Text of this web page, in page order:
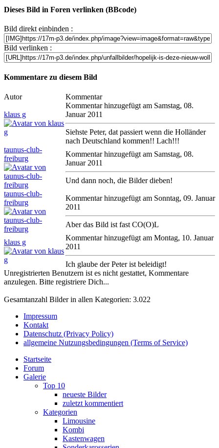
Dieses Bild in Foren verlinken (BBcode)
Bild direkt einbinden :
Bild verlinken :
Kommentare zu diesem Bild
Autor Kommentar
klaus g
Kommentar hinzugefügt am Samstag, 08.
Januar 2011
Siehste Peter, dat passiert wenn die Holländer
nach Deutschland kommen!! Lach!!!
taunus-club-
freiburg
Kommentar hinzugefügt am Samstag, 08.
Januar 2011
Und dann noch, die Bilder dieben!
taunus-club-
freiburg
Kommentar hinzugefügt am Sonntag, 09. Januar
2011
Aber das Bild ist fast CO(O)L
klaus g
Kommentar hinzugefügt am Montag, 10. Januar
2011
Ich glaube der Peter ist beleidigt!
Unregistrierten Benutzern ist es nicht gestattet, Kommentare
anzulegen. Bitte registriere Dich...
Gesamtanzahl Bilder in allen Kategorien: 3.022
Impressum
Kontakt
Datenschutz (Privacy Policy)
allgemeine Nutzungsbedingungen (Terms of Service)
Startseite
Forum
Galerie
Top 10
neueste Bilder
zuletzt kommentiert
Kategorien
Limousine
Kombi
Kastenwagen